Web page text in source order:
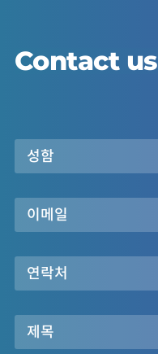
Contact us